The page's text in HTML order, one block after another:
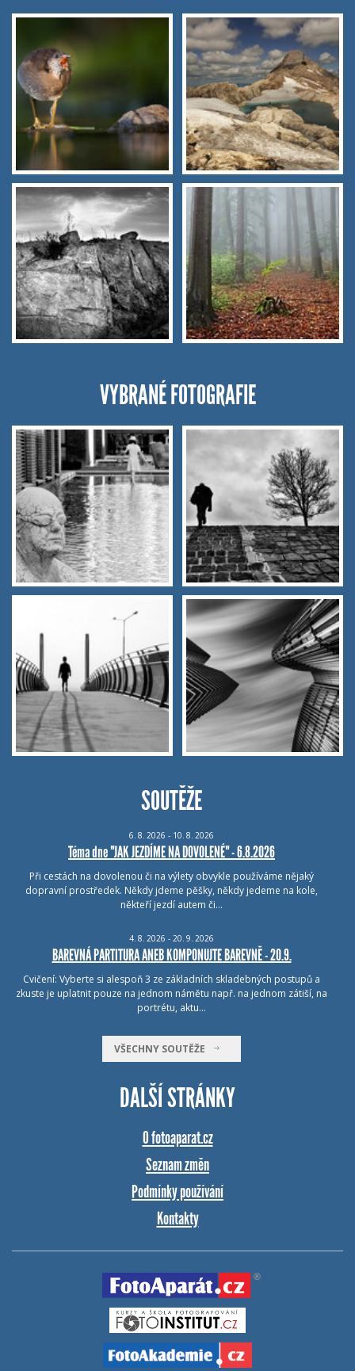
VYBRANÉ FOTOGRAFIE
SOUTĚŽE
6. 8. 2026 - 10. 8. 2026
Téma dne "JAK JEZDÍME NA DOVOLENÉ" - 6.8.2026
Při cestách na dovolenou či na výlety obvykle používáme nějaký
dopravní prostředek. Někdy jdeme pěšky, někdy jedeme na kole,
někteří jezdí autem či…
4. 8. 2026 - 20. 9. 2026
BAREVNÁ PARTITURA ANEB KOMPONUJTE BAREVNĚ - 20.9.
Cvičení: Vyberte si alespoň 3 ze základních skladebných postupů a
zkuste je uplatnit pouze na jednom námětu např. na jednom zátiší, na
portrétu, aktu…
VŠECHNY SOUTĚŽE
DALŠÍ STRÁNKY
O fotoaparat.cz
Seznam změn
Podmínky používání
Kontakty